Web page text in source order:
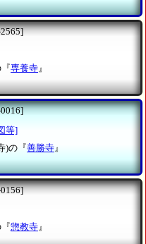
専養寺』
等]
)の『善勝寺 』
惣教寺 』